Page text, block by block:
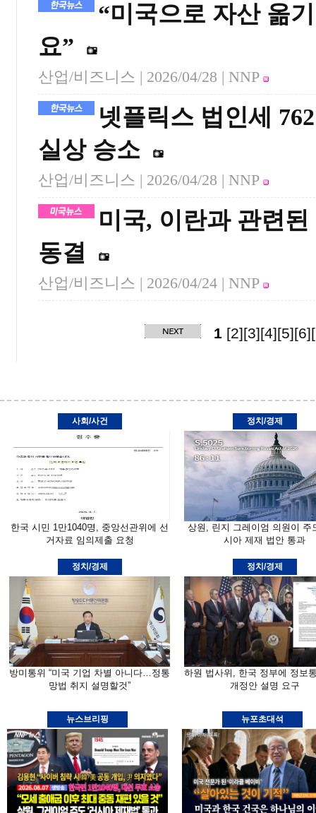
“미국으로 자산 옮
요”
산업/비즈니스 | 2026/04/28 | NNP
넷플릭스 법인세
실상 승소
산업/비즈니스 | 2026/04/28 | NNP
미국, 이란과 관련
동결
산업/비즈니스 | 2026/04/24 | NNP
1 [2][3][4][5][6]
사회/사건
한국 시민 1만1040명, 중앙선관위에 선
거자료 임의제출 요청
정치/경제
상원, 린지 그레이엄 의원이 주
시아 제재 법안 통과
정치/경제
방미통위 “미국 기업 차별 아니다…정통
망법 취지 설명할것”
정치/경제
하원 법사위, 한국 정부에 정보
개정안 설명 요구
뉴스브리핑 뉴포초대석